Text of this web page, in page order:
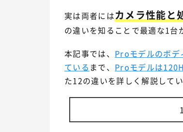
実は両者にはカメラ性能と
の違いを知ることで最適な1台
本記事では、 Proモデルのボデ
ている まで、 Proモデルは
た12の違いを詳しく解説してい